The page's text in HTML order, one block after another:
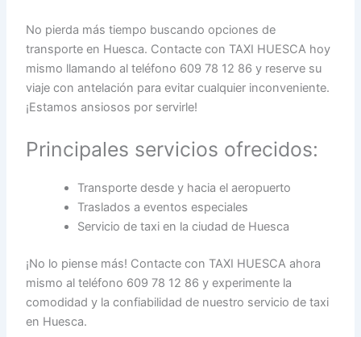
No pierda más tiempo buscando opciones de
transporte en Huesca. Contacte con TAXI HUESCA hoy
mismo llamando al teléfono 609 78 12 86 y reserve su
viaje con antelación para evitar cualquier inconveniente.
¡Estamos ansiosos por servirle!
Principales servicios ofrecidos:
Transporte desde y hacia el aeropuerto
Traslados a eventos especiales
Servicio de taxi en la ciudad de Huesca
¡No lo piense más! Contacte con TAXI HUESCA ahora
mismo al teléfono 609 78 12 86 y experimente la
comodidad y la confiabilidad de nuestro servicio de taxi
en Huesca.